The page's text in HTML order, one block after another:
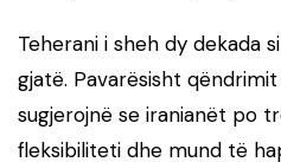
Teherani i sheh dy dekada
gjatë. Pavarësisht
sugjerojnë se iranianët po
fleksibiliteti dhe mund të